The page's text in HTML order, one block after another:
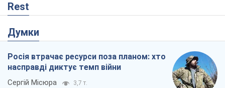
Rest
Думки
Росія втрачає ресурси поза планом: хто
насправді диктує темп війни
Сергій Місюра 3,7 т.